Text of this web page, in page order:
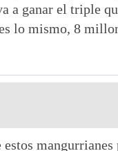
a ganar el triple
lo mismo, 8